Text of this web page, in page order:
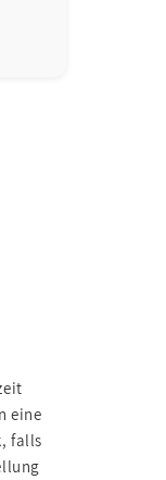
eine
falls